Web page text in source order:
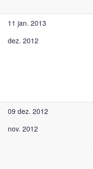
11 jan. 2013
dez. 2012
09 dez. 2012
nov. 2012